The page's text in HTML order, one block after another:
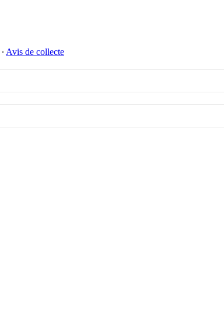
∙ Avis de collecte